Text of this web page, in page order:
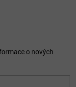
o nových